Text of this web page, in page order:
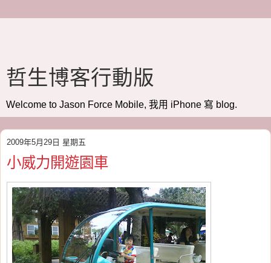
哲生博客行動版
Welcome to Jason Force Mobile, 我用 iPhone 寫 blog.
2009年5月29日 星期五
小威力開遊園車